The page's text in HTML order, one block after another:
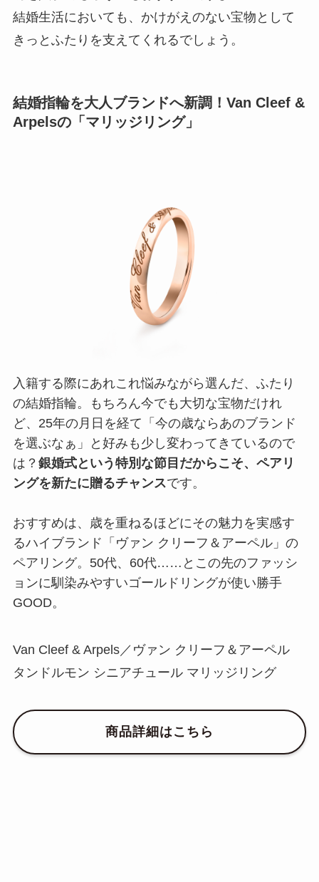
結婚生活においても、かけがえのない宝物として
きっとふたりを支えてくれるでしょう。
結婚指輪を大人ブランドへ新調！Van Cleef &
Arpelsの「マリッジリング」
入籍する際にあれこれ悩みながら選んだ、ふたり
の結婚指輪。もちろん今でも大切な宝物だけれ
ど、25年の月日を経て「今の歳ならあのブランド
を選ぶなぁ」と好みも少し変わってきているので
は？ 銀婚式という特別な節目だからこそ、ペアリ
ングを新たに贈るチャンスです。
おすすめは、歳を重ねるほどにその魅力を実感す
るハイブランド「ヴァン クリーフ＆アーペル」の
ペアリング。50代、60代……とこの先のファッシ
ョンに馴染みやすいゴールドリングが使い勝手
GOOD。
Van Cleef & Arpels／ヴァン クリーフ＆アーペル
タンドルモン シニアチュール マリッジリング
商品詳細はこちら